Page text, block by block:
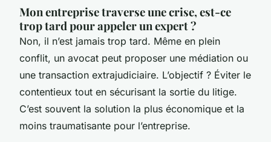
Mon entreprise traverse une crise, est-ce
trop tard pour appeler un expert ?
Non, il n’est jamais trop tard. Même en plein
conflit, un avocat peut proposer une médiation ou
une transaction extrajudiciaire. L’objectif ? Éviter le
contentieux tout en sécurisant la sortie du litige.
C’est souvent la solution la plus économique et la
moins traumatisante pour l’entreprise.